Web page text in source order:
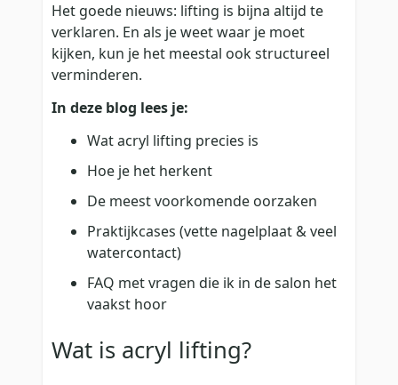
Het goede nieuws: lifting is bijna altijd te
verklaren. En als je weet waar je moet
kijken, kun je het meestal ook structureel
verminderen.
In deze blog lees je:
Wat acryl lifting precies is
Hoe je het herkent
De meest voorkomende oorzaken
Praktijkcases (vette nagelplaat & veel
watercontact)
FAQ met vragen die ik in de salon het
vaakst hoor
Wat is acryl lifting?